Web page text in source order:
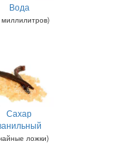
Вода
миллилитров)
Сахар
ложки)